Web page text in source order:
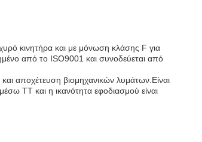
κινητήρα και με μόνωση κλάσης F για
από το ISO9001 και συνοδεύεται από
αποχέτευση βιομηχανικών λυμάτων.Είναι
TT και η ικανότητα εφοδιασμού είναι